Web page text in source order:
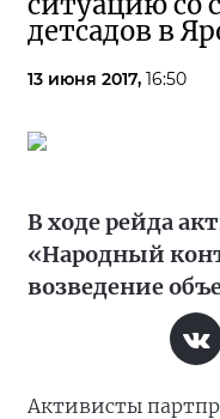
детсадов в
13 июня 2017, 16:50
В ходе рейда
«Народный
возведение
Активисты